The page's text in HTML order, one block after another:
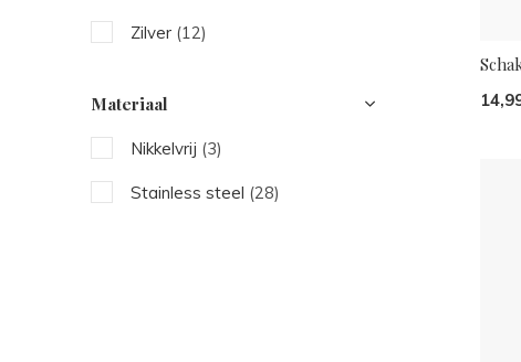
Zilver (12)
Materiaal
Nikkelvrij (3)
Stainless steel (28)